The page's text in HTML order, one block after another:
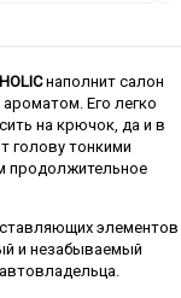
наполнит салон
Его легко
на крючок, да и в
голову тонкими
продолжительное
элементов
и незабываемый